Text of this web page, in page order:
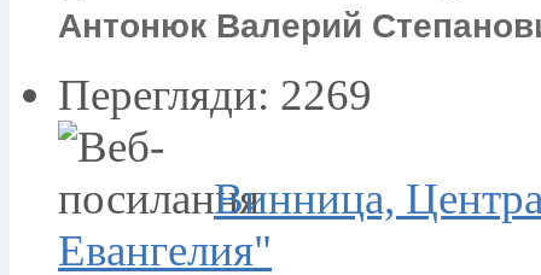
Антонюк Валерий
Перегляди: 2269
Винница,
Евангелия"